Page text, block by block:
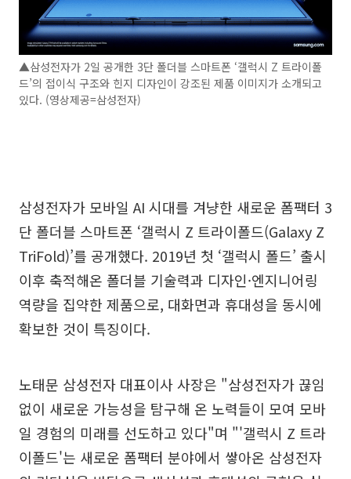
▲삼성전자가 2일 공개한 3단 폴더블 스마트폰 ‘갤럭시 Z 트라이폴
드’의 접이식 구조와 힌지 디자인이 강조된 제품 이미지가 소개되고
있다. (영상제공=삼성전자)
삼성전자가 모바일 AI 시대를 겨냥한 새로운 폼팩터 3
단 폴더블 스마트폰 ‘갤럭시 Z 트라이폴드(Galaxy Z
TriFold)’를 공개했다. 2019년 첫 ‘갤럭시 폴드’ 출시
이후 축적해온 폴더블 기술력과 디자인·엔지니어링
역량을 집약한 제품으로, 대화면과 휴대성을 동시에
확보한 것이 특징이다.
노태문 삼성전자 대표이사 사장은 "삼성전자가 끊임
없이 새로운 가능성을 탐구해 온 노력들이 모여 모바
일 경험의 미래를 선도하고 있다"며 "'갤럭시 Z 트라
이폴드'는 새로운 폼팩터 분야에서 쌓아온 삼성전자